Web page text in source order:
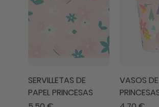
SERVILLETAS DE
PAPEL PRINCESAS
VASOS